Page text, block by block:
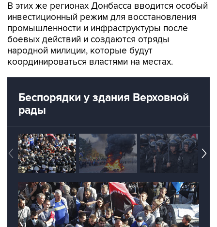
В этих же регионах Донбасса вводится особый
инвестиционный режим для восстановления
промышленности и инфраструктуры после
боевых действий и создаются отряды
народной милиции, которые будут
координироваться властями на местах.
Беспорядки у здания Верховной
рады